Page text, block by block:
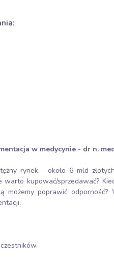
w medycynie - dr n.
rynek - około 6 mld
warto kupować/sprzedawać?
możemy poprawić